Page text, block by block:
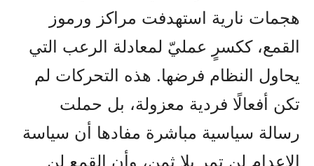
هجمات نارية استهدفت مراكز ورموز
القمع، ككسرٍ عمليّ لمعادلة الرعب التي
يحاول النظام فرضها. هذه التحركات لم
تكن أفعالًا فردية معزولة، بل حملت
رسالة سياسية مباشرة مفادها أن سياسة
الإعدام لن تمر بلا ثمن، وأن القمع لن